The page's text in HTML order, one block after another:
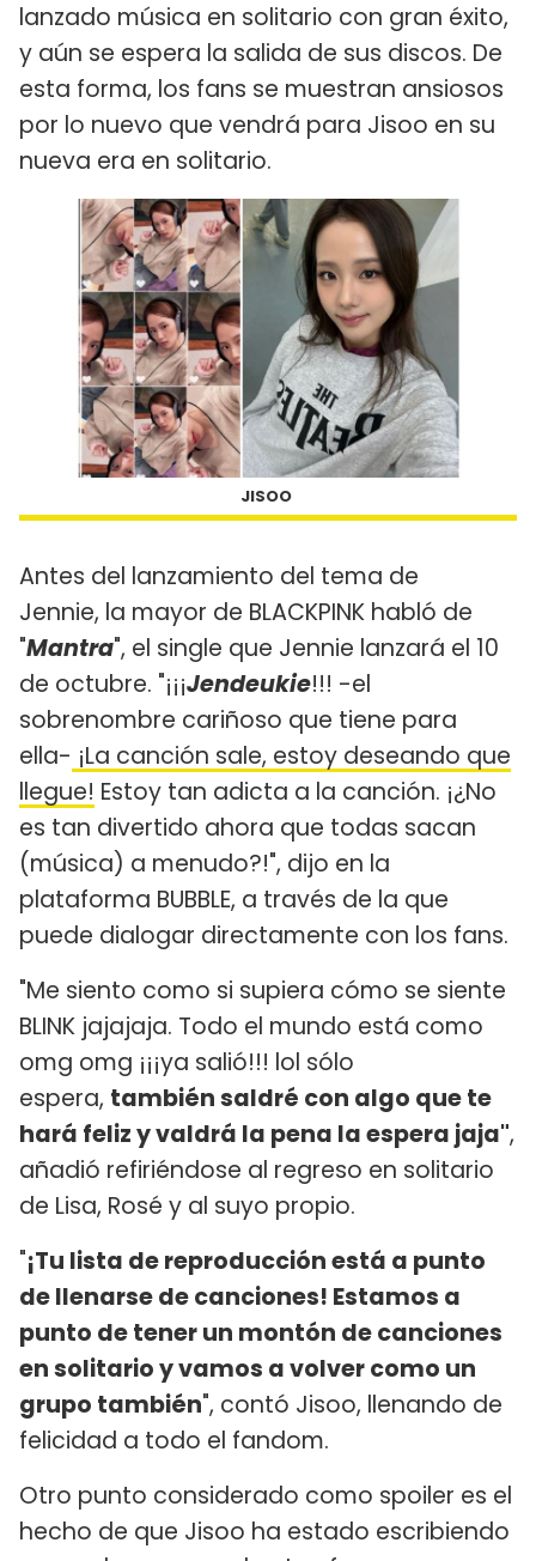
lanzado música en solitario con gran éxito,
y aún se espera la salida de sus discos. De
esta forma, los fans se muestran ansiosos
por lo nuevo que vendrá para Jisoo en su
nueva era en solitario.
JISOO
Antes del lanzamiento del tema de
Jennie, la mayor de BLACKPINK habló de
"Mantra", el single que Jennie lanzará el 10
de octubre. "¡¡¡Jendeukie!!! -el
sobrenombre cariñoso que tiene para
ella- ¡La canción sale, estoy deseando que
llegue! Estoy tan adicta a la canción. ¡¿No
es tan divertido ahora que todas sacan
(música) a menudo?!", dijo en la
plataforma BUBBLE, a través de la que
puede dialogar directamente con los fans.
"Me siento como si supiera cómo se siente
BLINK jajajaja. Todo el mundo está como
omg omg ¡¡¡ya salió!!! lol sólo
espera, también saldré con algo que te
hará feliz y valdrá la pena la espera jaja",
añadió refiriéndose al regreso en solitario
de Lisa, Rosé y al suyo propio.
"¡Tu lista de reproducción está a punto
de llenarse de canciones! Estamos a
punto de tener un montón de canciones
en solitario y vamos a volver como un
grupo también", contó Jisoo, llenando de
felicidad a todo el fandom.
Otro punto considerado como spoiler es el
hecho de que Jisoo ha estado escribiendo